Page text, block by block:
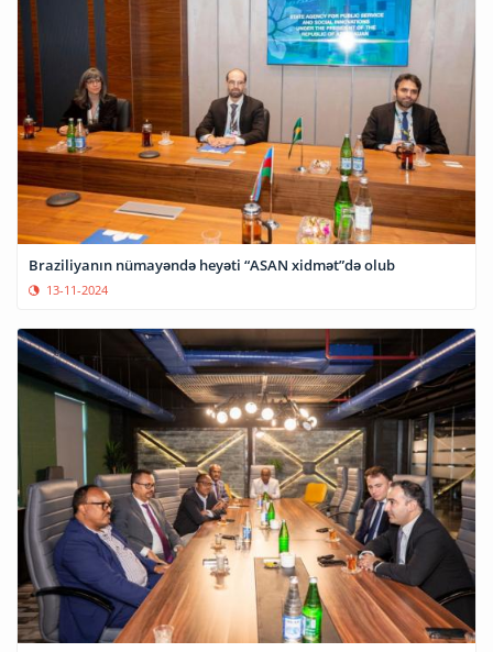
Braziliyanın nümayəndə heyəti “ASAN xidmət”də olub
13-11-2024